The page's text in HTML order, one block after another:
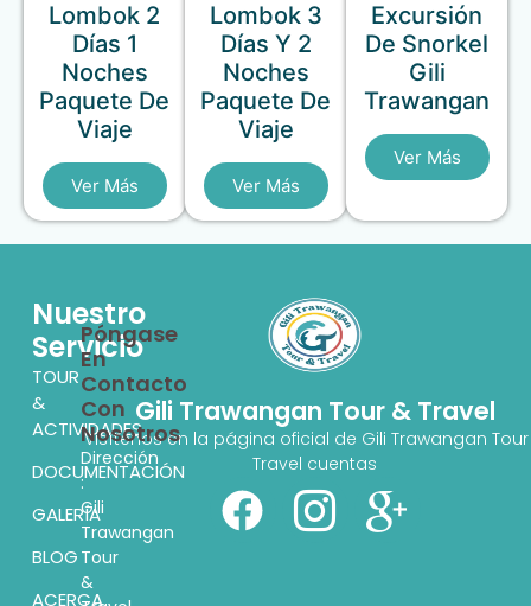
Lombok 2
Días 1
Noches
Paquete De
Viaje
Ver Más
Lombok 3
Días Y 2
Noches
Paquete De
Viaje
Ver Más
Excursión
De Snorkel
Gili
Trawangan
Ver Más
Gili Trawangan Tour & Travel
Visítenos en la página oficial de Gili Trawangan
Travel cuentas
Nuestro
Servicio
TOUR
&
ACTIVIDADES
DOCUMENTACIÓN
GALERÍA
BLOG
ACERCA
Póngase
En
Contacto
Con
Nosotros
Dirección
:
Gili
Trawangan
Tour
&